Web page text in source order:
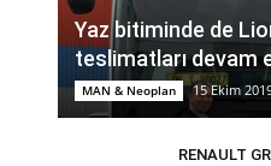
Yaz bitiminde de
teslimatları devam
MAN & Neoplan 15 Ekim
RENAULT